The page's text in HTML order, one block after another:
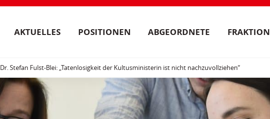
AKTUELLES POSITIONEN ABGEORDNETE FRAKTION
Dr. Stefan Fulst-Blei: „Tatenlosigkeit der Kultusministerin ist nicht nachzuvollziehen“